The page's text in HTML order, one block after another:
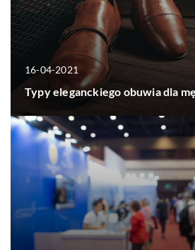
16-04-2021
Typy eleganckiego obuwia dla